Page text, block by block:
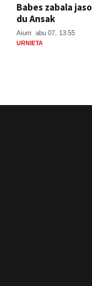
Babes zabala jaso
du Ansak
Aiurri abu 07, 13:55
URNIETA